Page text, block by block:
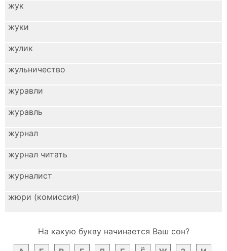
жук
жуки
жулик
жульничество
журавли
журавль
журнал
журнал читать
журналист
жюри (комиссия)
На какую букву начинается Ваш сон?